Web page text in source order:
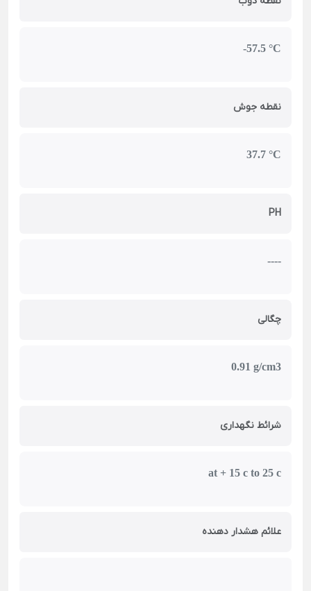
-57.5 °C
نقطه جوش
37.7 °C
PH
----
چگالی
0.91 g/cm3
شرائط نگهداری
at + 15 c to 25 c
علائم هشدار دهنده